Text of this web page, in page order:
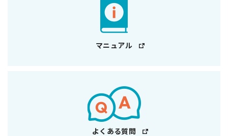
マニュアル
よくある質問